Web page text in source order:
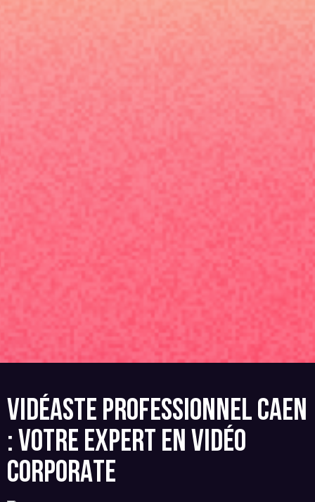
VIDÉASTE PROFESSIONNEL CAEN
: VOTRE EXPERT EN VIDÉO
CORPORATE